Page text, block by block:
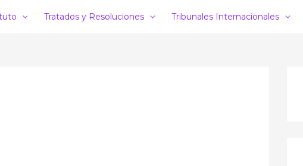
Tratados y Resoluciones Tribunales Internacionales